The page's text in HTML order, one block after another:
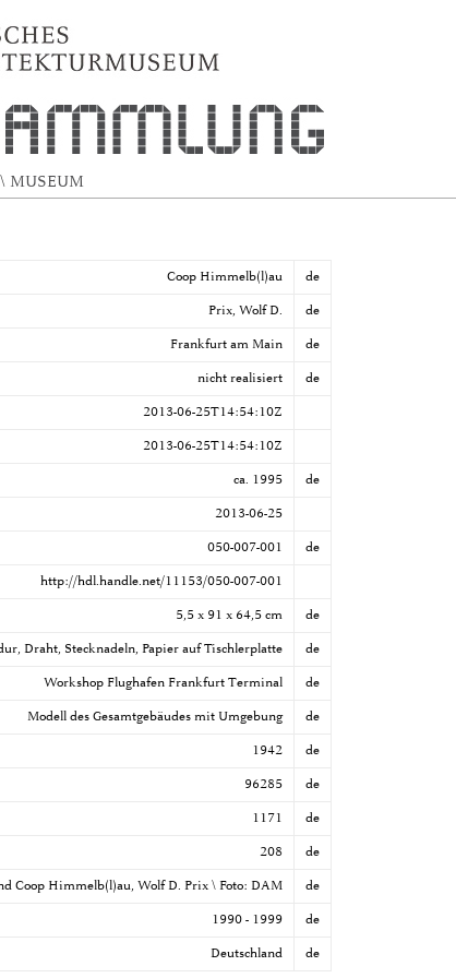
\ MUSEUM
Coop Himmelb(l)au de
Prix, Wolf D. de
Frankfurt am Main de
nicht realisiert de
2013-06-25T14:54:10Z
2013-06-25T14:54:10Z
ca. 1995 de
2013-06-25
050-007-001 de
http://hdl.handle.net/11153/050-007-001
5,5 x 91 x 64,5 cm de
Draht, Stecknadeln, Papier auf Tischlerplatte de
Workshop Flughafen Frankfurt Terminal de
Modell des Gesamtgebäudes mit Umgebung de
1942 de
96285 de
1171 de
208 de
Coop Himmelb(l)au, Wolf D. Prix \ Foto: DAM de
1990 - 1999 de
Deutschland de